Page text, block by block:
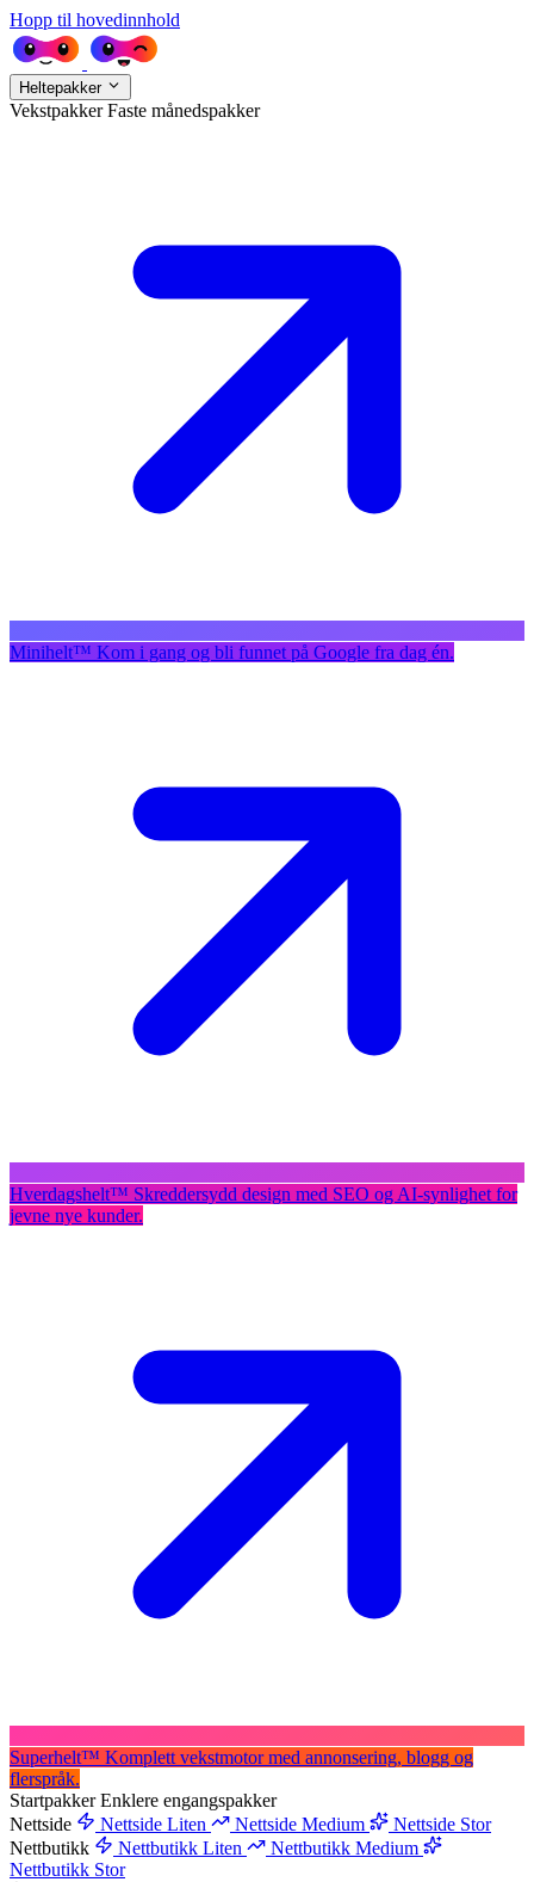
Hopp til hovedinnhold
Heltepakker
VekstpakkerFaste månedspakker
Minihelt™ Kom i gang og bli funnet på Google fra dag én.
Hverdagshelt™ Skreddersydd design med SEO og AI-synlighet for
jevne nye kunder.
Superhelt™ Komplett vekstmotor med annonsering, blogg og
flerspråk.
StartpakkerEnklere engangspakker
Nettside
Nettside Liten Nettside Medium
Nettside Stor
Nettbutikk
Nettbutikk Liten
Nettbutikk Medium
Nettbutikk Stor